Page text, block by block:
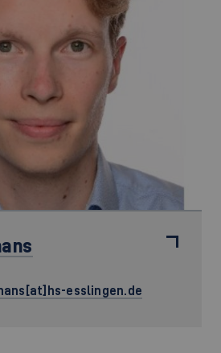
esslingen.de